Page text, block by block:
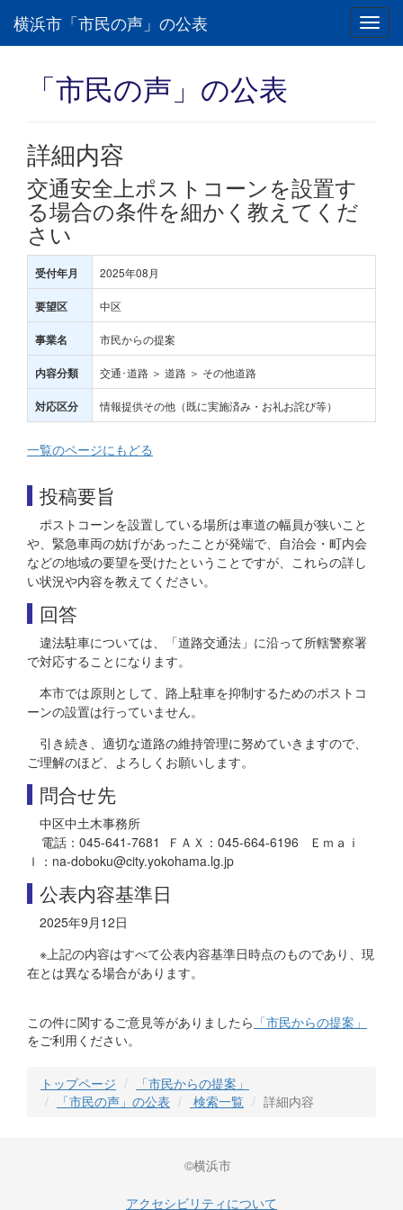
横浜市「市民の声」の公表
「市民の声」の公表
詳細内容
交通安全上ポストコーンを設置す
る場合の条件を細かく教えてくだ
さい
受付年月 2025年08月
要望区 中区
事業名 市民からの提案
内容分類 交通･道路 ＞ 道路 ＞ その他道路
対応区分 情報提供その他（既に実施済み・お礼お詫び等）
一覧のページにもどる
投稿要旨
ポストコーンを設置している場所は車道の幅員が狭いこと
や、緊急車両の妨げがあったことが発端で、自治会・町内会
などの地域の要望を受けたということですが、これらの詳し
い状況や内容を教えてください。
回答
違法駐車については、「道路交通法」に沿って所轄警察署
で対応することになります。
本市では原則として、路上駐車を抑制するためのポストコ
ーンの設置は行っていません。
引き続き、適切な道路の維持管理に努めていきますので、
ご理解のほど、よろしくお願いします。
問合せ先
中区中土木事務所
電話：045-641-7681 ＦＡＸ：045-664-6196 Ｅｍａｉ
ｌ：na-doboku@city.yokohama.lg.jp
公表内容基準日
2025年9月12日
※上記の内容はすべて公表内容基準日時点のものであり、現
在とは異なる場合があります。
この件に関するご意見等がありましたら 「市民からの提案」
をご利用ください。
トップページ
「市民からの提案」
「市民の声」の公表
検索一覧 詳細内容
©横浜市
アクセシビリティについて